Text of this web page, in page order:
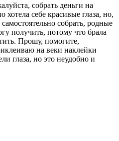
собрать деньги на
хотела себе красивые глаза, но,
собрать, родные
получить, потому что брала
Прошу, помогите,
на веки наклейки
глаза, но это неудобно и